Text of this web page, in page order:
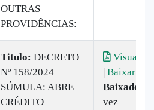
OUTRAS
PROVIDÊNCIAS:
Titulo: DECRETO
Nº 158/2024
SÚMULA: ABRE
CRÉDITO
| Baixar
Baixado:
vez